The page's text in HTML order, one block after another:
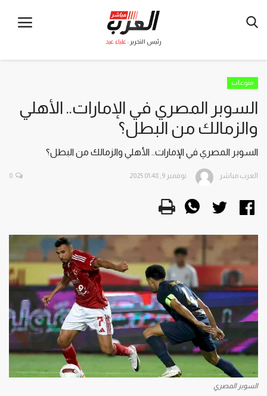
رئيس التحرير : علياء عيد
منوعات
السوبر المصري في الإمارات.. الأهلي
والزمالك من البطل؟
السوبر المصري في الإمارات.. الأهلي والزمالك من البطل؟
العرب مباشر نوفمبر 9, 2025 01:48 0
السوبر المصري